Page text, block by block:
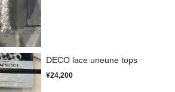
DECO lace uneune tops
¥24,200